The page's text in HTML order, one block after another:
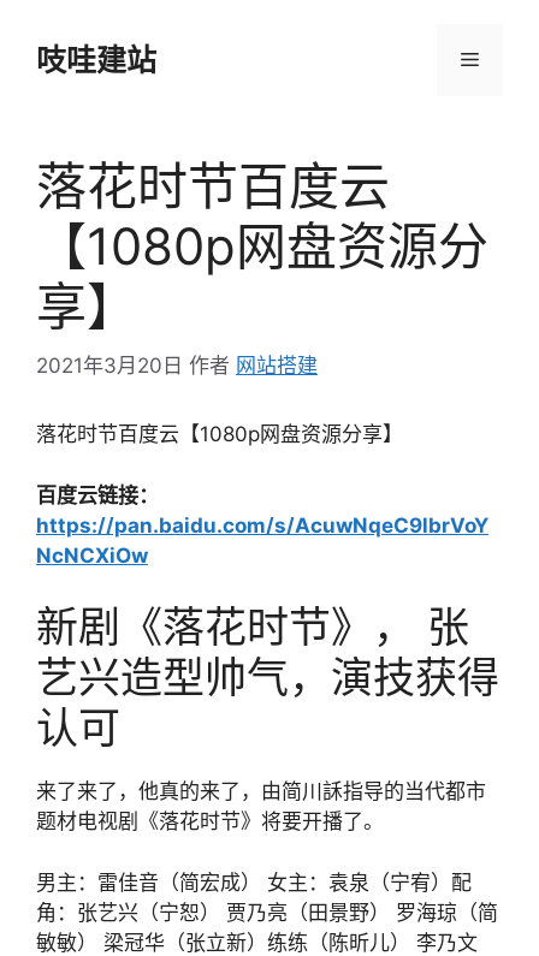
吱哇建站 菜
落花时节百度云
【1080p网盘资源分
享】
2021年3月20日 作者 网站搭建
落花时节百度云【1080p网盘资源分享】
百度云链接：
https://pan.baidu.com/s/AcuwNqeC9lbrVoY
NcNCXiOw
新剧《落花时节》， 张
艺兴造型帅气，演技获得
认可
来了来了，他真的来了，由简川訸指导的当代都市
题材电视剧《落花时节》将要开播了。
男主：雷佳音（简宏成） 女主：袁泉（宁宥）配
角：张艺兴（宁恕） 贾乃亮（田景野） 罗海琼（简
敏敏） 梁冠华（张立新）练练（陈昕儿） 李乃文